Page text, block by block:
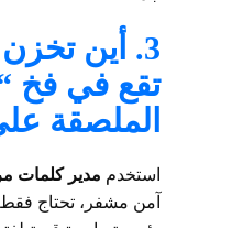
3. أين
تقع في فخ
الملصقة
استخدم مدير كلمات
آمن مشفر، تحتاج